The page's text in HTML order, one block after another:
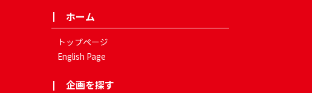
ホーム
トップページ
English Page
企画を探す